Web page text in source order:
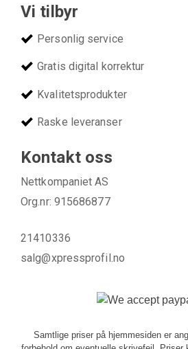
Vi tilbyr
Personlig service
Gratis digital korrektur
Kvalitetsprodukter
Raske leveranser
Kontakt oss
Nettkompaniet AS
Org.nr: 915686877
21410336
salg@xpressprofil.no
Samtlige priser på hjemmesiden er